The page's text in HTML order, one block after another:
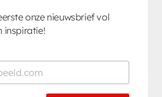
onze nieuwsbrief vol
inspiratie!